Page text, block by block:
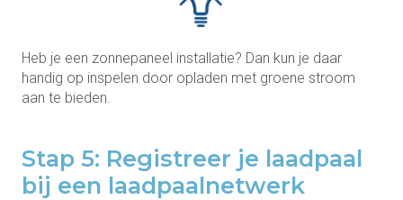
Heb je een zonnepaneel installatie? Dan kun je daar
handig op inspelen door opladen met groene stroom
aan te bieden.
Stap 5: Registreer je laadpaal
bij een laadpaalnetwerk